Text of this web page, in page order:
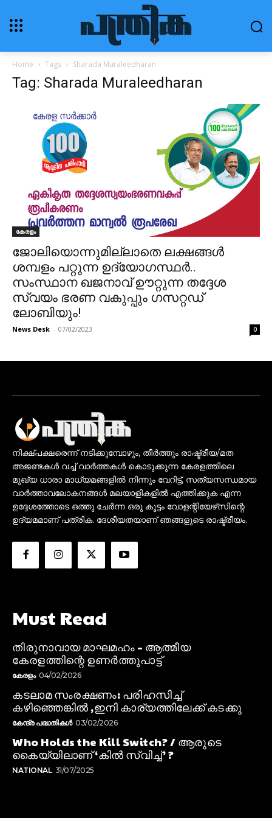
Home Tags Sharada Muraleedharan
Tag: Sharada Muraleedharan
കേരളം
ജോലിയൊന്നുമില്ലാതെ ലക്ഷങ്ങൾ
ശമ്പളം പറ്റുന്ന ഉദ്യോഗസ്ഥർ..
സംസ്ഥാന ഖജനാവ് ഊറ്റുന്ന തദ്ദേശ
സ്വയം ഭരണ വകുപ്പും ഗസറ്റഡ്
ലോബിയും!
News Desk - 07/02/2023 0
നിക്ഷ്പക്ഷരെന്ന് നടിക്കുമ്പോഴും, തീർത്തും രാഷ്ട്രീയ/മത
അജണ്ടകൾ വച്ച് വാർത്തകൾ കൊടുക്കുന്ന കേരളത്തിലെ
മുഖ്യ ധാരാ മാധ്യമങ്ങളിൽ നിന്നും വേറിട്ട്, സത്യസന്ധമായ
വാർത്താവലോകനങ്ങൾ മലയാളികളിൽ എത്തിക്കുക എന്ന
ഉദ്ദേശത്തോടെ ഒത്തു ചേർന്ന ഒരു കൂട്ടം വോളന്റിയേഴ്‌സിന്റെ
ഉദ്യമമാണ് പത്രിക. ദേശീയതയാണ് ഞങ്ങളുടെ രാഷ്ട്രീയം.
Must Read
തിരുനാവായ മാഘമഹം – ആത്മീയ
കേരളത്തിന്റെ ഉണർത്തുപാട്ട്
കേരളം 04/02/2026
കടലാമ സംരക്ഷണം: പരിഹസിച്ച്
കഴിഞ്ഞെങ്കിൽ ,ഇനി കാര്യത്തിലേക്ക് കടക്കു
കേന്ദ്ര പദ്ധതികൾ 03/02/2026
Who Holds the Kill Switch? / ആരുടെ
കൈയ്യിലാണ് ‘കിൽ സ്വിച്ച്’ ?
NATIONAL 31/07/2025